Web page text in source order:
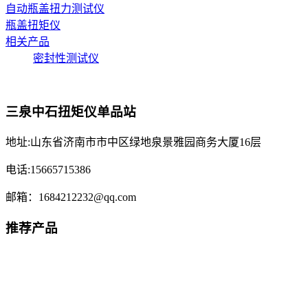
自动瓶盖扭力测试仪
瓶盖扭矩仪
相关产品
密封性测试仪
三泉中石扭矩仪单品站
地址:山东省济南市市中区绿地泉景雅园商务大厦16层
电话:15665715386
邮箱：1684212232@qq.com
推荐产品